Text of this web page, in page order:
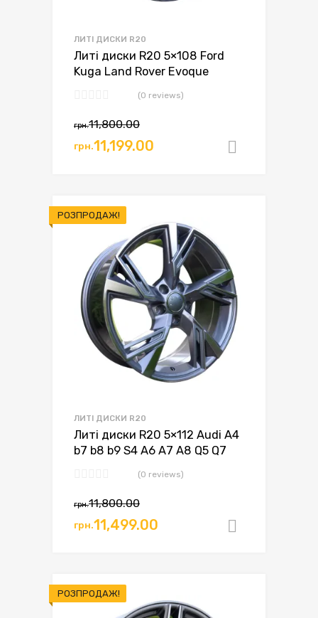
ЛИТІ ДИСКИ R20
Литі диски R20 5×108 Ford
Kuga Land Rover Evoque
(0 reviews)
грн.11,800.00
грн.11,199.00
РОЗПРОДАЖ!
ЛИТІ ДИСКИ R20
Литі диски R20 5×112 Audi A4
b7 b8 b9 S4 A6 A7 A8 Q5 Q7
(0 reviews)
грн.11,800.00
грн.11,499.00
РОЗПРОДАЖ!